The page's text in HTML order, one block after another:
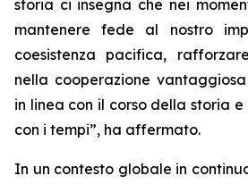
storia ci insegna che nei
mantenere fede al nostro
coesistenza pacifica,
nella cooperazione
in linea con il corso della storia
con i tempi”, ha affermato.
In un contesto globale in